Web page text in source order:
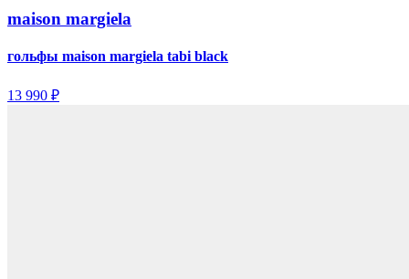
maison margiela
гольфы maison margiela tabi black
13 990 ₽